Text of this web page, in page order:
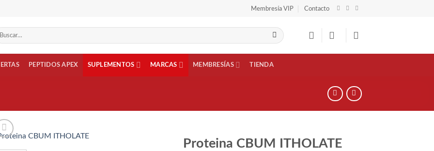
Membresía VIP Contacto
PEPTIDOS APEX SUPLEMENTOS MARCAS MEMBRESÍAS TIENDA
Proteina CBUM ITHOLATE